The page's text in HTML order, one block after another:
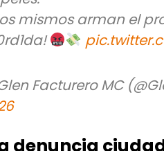
mismos arman el
Facturero MC
denuncia